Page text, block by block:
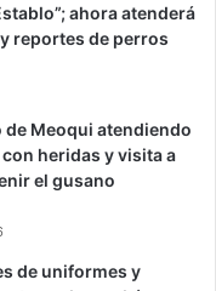
ahora atenderá
reportes de perros
Meoqui atendiendo
heridas y visita a
el gusano
de uniformes y